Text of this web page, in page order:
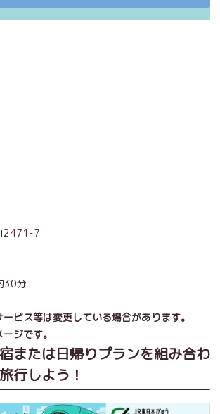
2471-7
30分
ビス等は変更している場合があります。
ジです。
または日帰りプランを組み合わ
行しよう！